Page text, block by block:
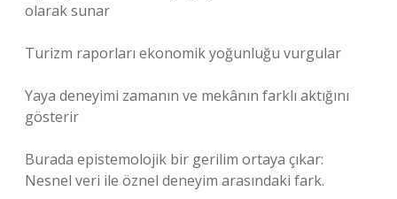
olarak sunar
Turizm raporları ekonomik yoğunluğu vurgular
Yaya deneyimi zamanın ve mekânın farklı aktığını
gösterir
Burada epistemolojik bir gerilim ortaya çıkar:
Nesnel veri ile öznel deneyim arasındaki fark.